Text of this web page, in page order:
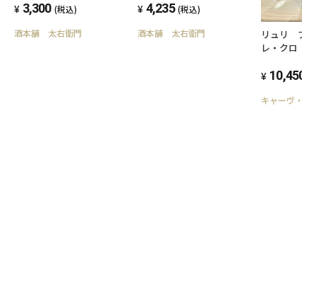
750ml 11.5度
3,300 (税込)
酒本舗 太右衛門
4,235 (税込)
酒本舗 太右衛門
リュリ プ
レ・クロ
ョバール
10,450
キャーヴ・デ